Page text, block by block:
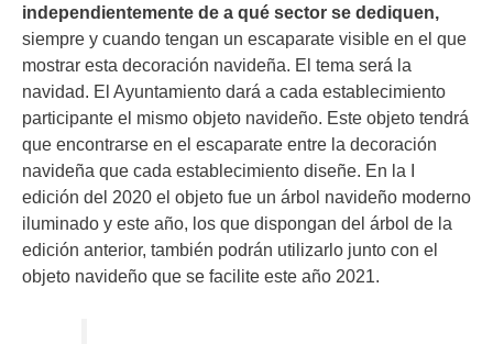
independientemente de a qué sector se dediquen,
siempre y cuando tengan un escaparate visible en el que
mostrar esta decoración navideña. El tema será la
navidad. El Ayuntamiento dará a cada establecimiento
participante el mismo objeto navideño. Este objeto tendrá
que encontrarse en el escaparate entre la decoración
navideña que cada establecimiento diseñe. En la I
edición del 2020 el objeto fue un árbol navideño moderno
iluminado y este año, los que dispongan del árbol de la
edición anterior, también podrán utilizarlo junto con el
objeto navideño que se facilite este año 2021.